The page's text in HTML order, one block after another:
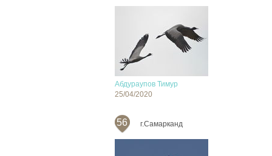
Абдураупов Тимур
25/04/2020
56 г.Самарканд